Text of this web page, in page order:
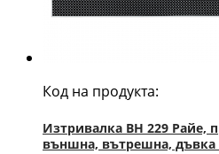
Код на продукта:
Изтривалка BH 229 Pайе,
външна, вътрешна, дъвка